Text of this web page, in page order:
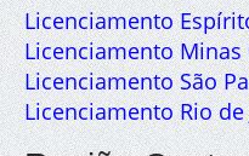
Licenciamento
Licenciamento Minas
Licenciamento São
Licenciamento Rio de